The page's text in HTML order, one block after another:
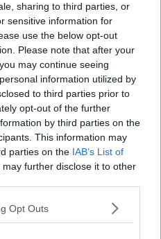
sharing to third parties, or
sensitive information for
use the below opt-out
Please note that after your
may continue seeing
information utilized by
to third parties prior to
opt-out of the further
by third parties on the
This information may
parties on the IAB’s List of
may further disclose it to other
Opt Outs
3